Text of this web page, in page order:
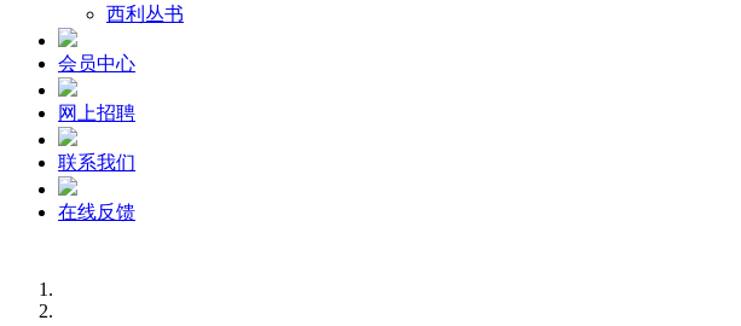
西利丛书
会员中心
网上招聘
联系我们
在线反馈